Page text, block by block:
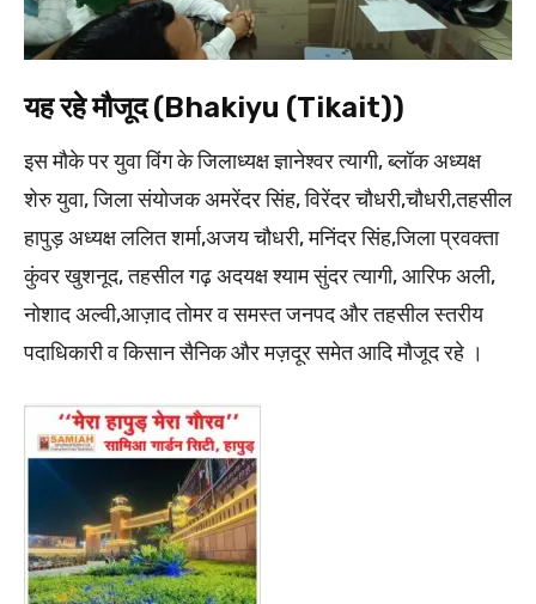
यह रहे मौजूद (Bhakiyu (Tikait))
इस मौके पर युवा विंग के जिलाध्यक्ष ज्ञानेश्वर त्यागी, ब्लॉक अध्यक्ष
शेरु युवा, जिला संयोजक अमरेंदर सिंह, विरेंदर चौधरी,चौधरी,तहसील
हापुड़ अध्यक्ष ललित शर्मा,अजय चौधरी, मनिंदर सिंह,जिला प्रवक्ता
कुंवर खुशनूद, तहसील गढ़ अदयक्ष श्याम सुंदर त्यागी, आरिफ अली,
नोशाद अल्वी,आज़ाद तोमर व समस्त जनपद और तहसील स्तरीय
पदाधिकारी व किसान सैनिक और मज़दूर समेत आदि मौजूद रहे ।